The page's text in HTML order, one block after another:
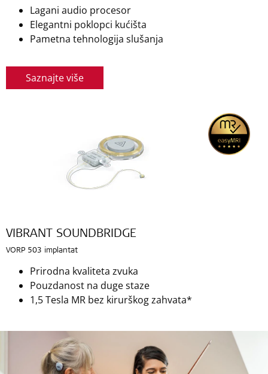
Lagani audio procesor
Elegantni poklopci kućišta
Pametna tehnologija slušanja
Saznajte više
VIBRANT SOUNDBRIDGE
VORP 503 implantat
Prirodna kvaliteta zvuka
Pouzdanost na duge staze
1,5 Tesla MR bez kirurškog zahvata*